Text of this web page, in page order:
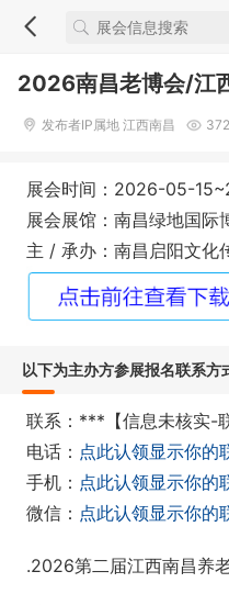
2026南昌老博会/江
发布者IP属地 江西南昌 372
展会时间：2026-05-
展会展馆：南昌绿地国际
主 / 承办：南昌启阳文化
以下为主办方参展报名联系方
联系：***【信息未核实-
电话： 点此认领显示你的
手机： 点此认领显示你的
微信： 点此认领显示你的
.2026第二届江西南昌养